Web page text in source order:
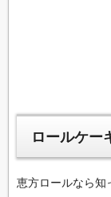
ロールケー
恵方ロールなら知